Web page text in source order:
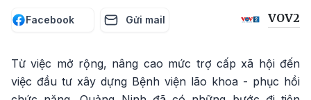
Facebook Gửi mail VOV2
Từ việc mở rộng, nâng cao mức trợ cấp xã hội đến
việc đầu tư xây dựng Bệnh viện lão khoa - phục hồi